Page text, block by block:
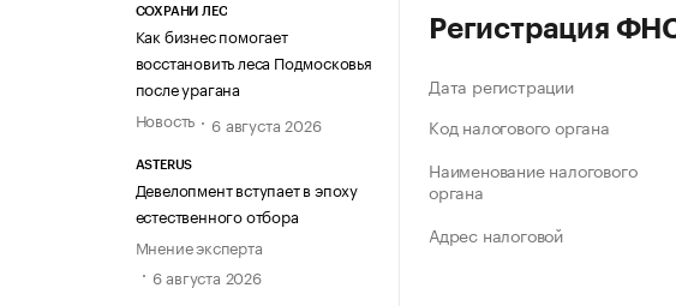
СОХРАНИ ЛЕС
Как бизнес помогает
восстановить леса Подмосковья
после урагана
Новость
6 августа 2026
ASTERUS
Девелопмент вступает в эпоху
естественного отбора
Мнение эксперта
6 августа 2026
Регистрация
Дата регистрации
Код налогового органа
Наименование налогового
органа
Адрес налоговой